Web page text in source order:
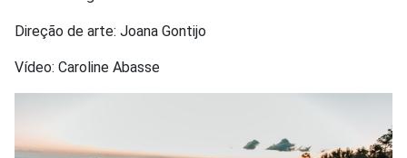
Direção de arte: Joana Gontijo
Vídeo: Caroline Abasse